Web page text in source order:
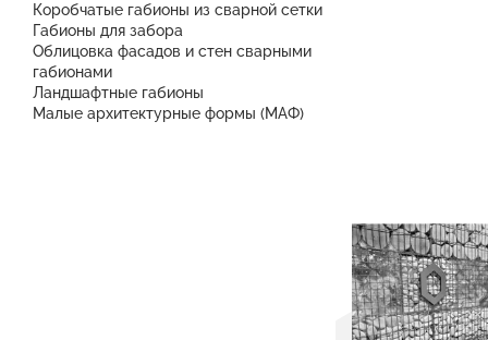
Коробчатые габионы из сварной сетки
Габионы для забора
Облицовка фасадов и стен сварными
габионами
Ландшафтные габионы
Малые архитектурные формы (МАФ)